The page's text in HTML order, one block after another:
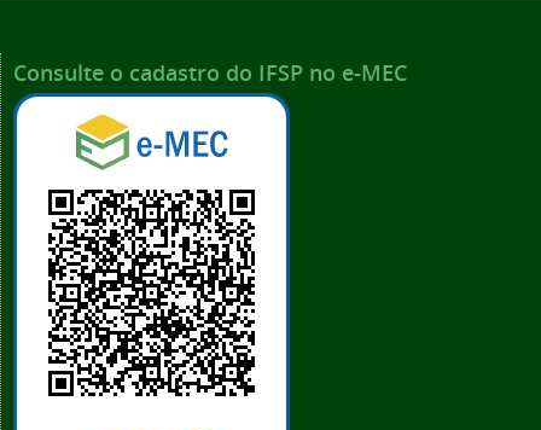
Consulte o cadastro do IFSP no e-MEC